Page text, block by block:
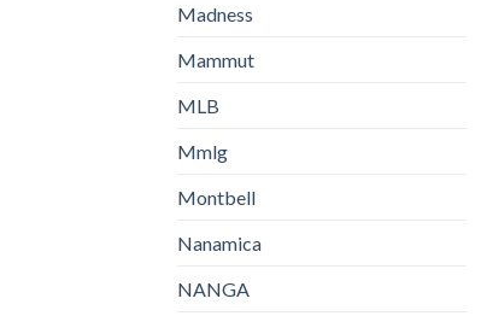
Madness
Mammut
MLB
Mmlg
Montbell
Nanamica
NANGA